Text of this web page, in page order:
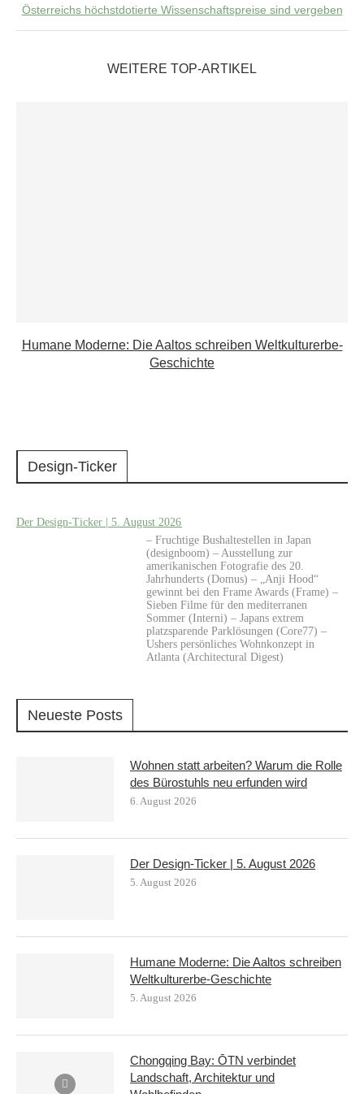
Österreichs höchstdotierte Wissenschaftspreise sind vergeben
WEITERE TOP-ARTIKEL
Humane Moderne: Die Aaltos schreiben Weltkulturerbe-
Geschichte
Design-Ticker
Der Design-Ticker | 5. August 2026
– Fruchtige Bushaltestellen in Japan
(designboom) – Ausstellung zur
amerikanischen Fotografie des 20.
Jahrhunderts (Domus) – „Anji Hood“
gewinnt bei den Frame Awards (Frame) –
Sieben Filme für den mediterranen
Sommer (Interni) – Japans extrem
platzsparende Parklösungen (Core77) –
Ushers persönliches Wohnkonzept in
Atlanta (Architectural Digest)
Neueste Posts
Wohnen statt arbeiten? Warum die Rolle
des Bürostuhls neu erfunden wird
6. August 2026
Der Design-Ticker | 5. August 2026
5. August 2026
Humane Moderne: Die Aaltos schreiben
Weltkulturerbe-Geschichte
5. August 2026
Chongqing Bay: ŌTN verbindet
Landschaft, Architektur und